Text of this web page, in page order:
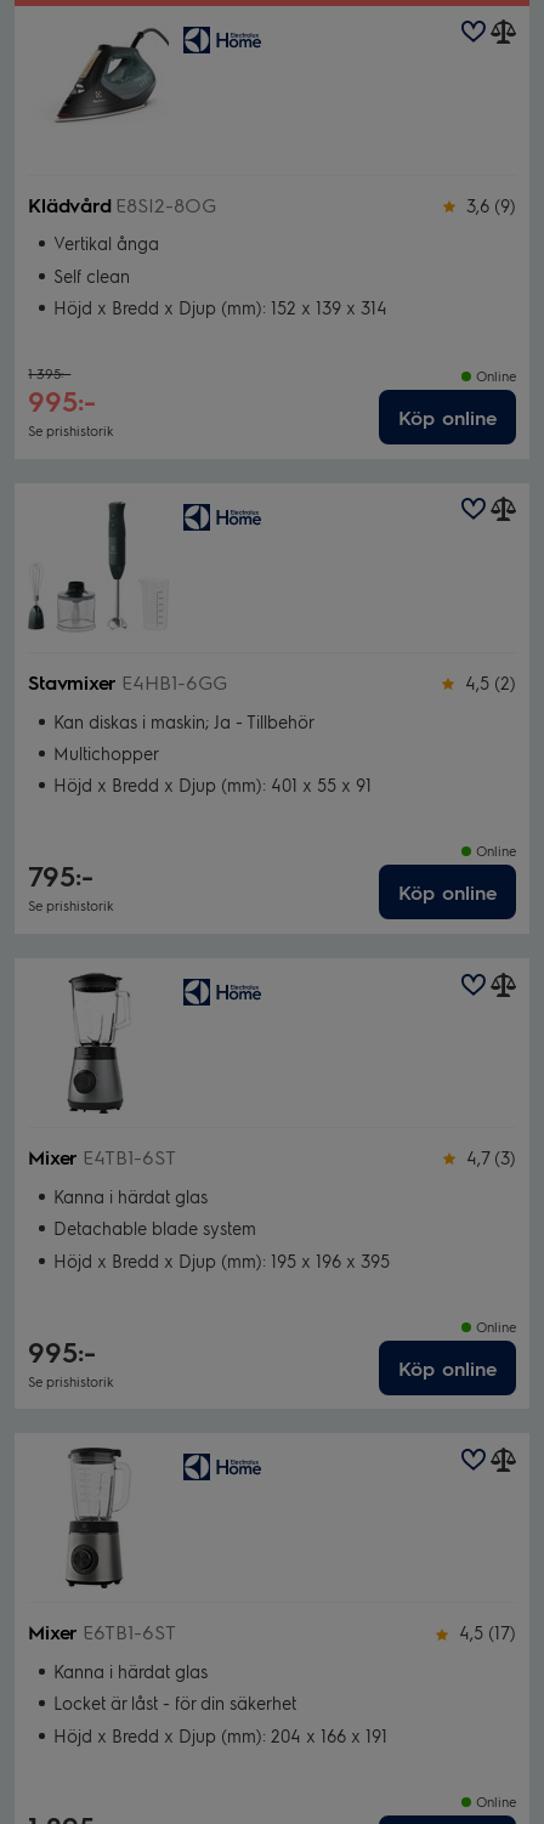
Klädvård E8SI2-8OG
3,6 (9)
Vertikal ånga
Self clean
Höjd x Bredd x Djup (mm): 152 x 139 x 314
1 395:-
995:-
Se prishistorik
Online
Köp online
Stavmixer E4HB1-6GG
4,5 (2)
Kan diskas i maskin; Ja - Tillbehör
Multichopper
Höjd x Bredd x Djup (mm): 401 x 55 x 91
795:-
Se prishistorik
Online
Köp online
Mixer E4TB1-6ST
4,7 (3)
Kanna i härdat glas
Detachable blade system
Höjd x Bredd x Djup (mm): 195 x 196 x 395
995:-
Se prishistorik
Online
Köp online
Mixer E6TB1-6ST
4,5 (17)
Kanna i härdat glas
Locket är låst - för din säkerhet
Höjd x Bredd x Djup (mm): 204 x 166 x 191
Online